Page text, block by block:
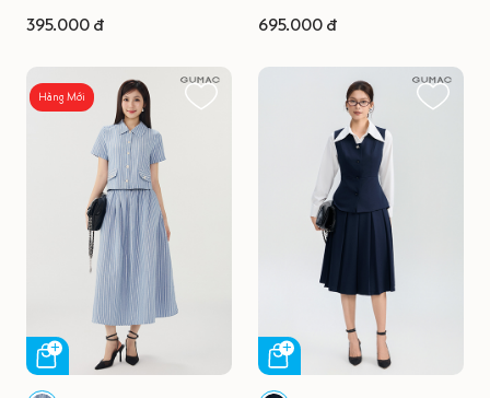
395.000 đ 695.000 đ
Hàng Mới